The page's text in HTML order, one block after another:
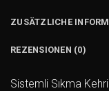
ZUSÄTZLICHE
REZENSIONEN (0)
Sistemli Sıkma